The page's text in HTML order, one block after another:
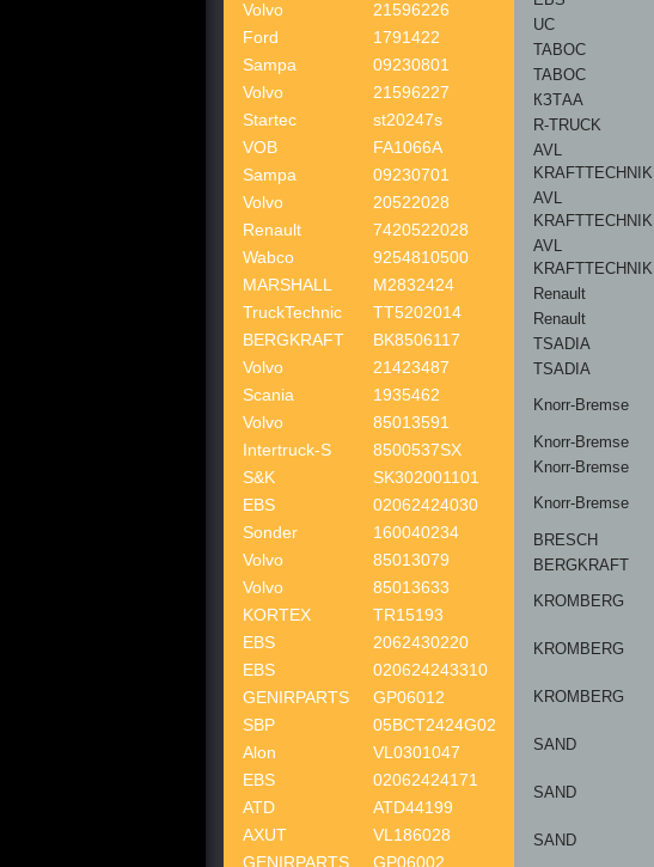
Volvo
21596226
Ford
1791422
Sampa
09230801
Volvo
21596227
Startec
st20247s
VOB
FA1066A
Sampa
09230701
Volvo
20522028
Renault
7420522028
Wabco
9254810500
MARSHALL
M2832424
TruckTechnic
TT5202014
BERGKRAFT
BK8506117
Volvo
21423487
Scania
1935462
Volvo
85013591
Intertruck-S
8500537SX
S&K
SK302001101
EBS
02062424030
Sonder
160040234
Volvo
85013079
Volvo
85013633
KORTEX
TR15193
EBS
2062430220
EBS
020624243310
GENIRPARTS
GP06012
SBP
05BCT2424G02
Alon
VL0301047
EBS
02062424171
ATD
ATD44199
AXUT
VL186028
GENIRPARTS
GP06002
UC
TABOC
TABOC
КЗТАА
R-TRUCK
AVL
KRAFTTECHNIK
AVL
KRAFTTECHNIK
AVL
KRAFTTECHNIK
Renault
Renault
TSADIA
TSADIA
Knorr-Bremse
Knorr-Bremse
Knorr-Bremse
Knorr-Bremse
BRESCH
BERGKRAFT
KROMBERG
KROMBERG
KROMBERG
SAND
SAND
SAND